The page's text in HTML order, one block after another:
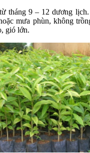
tháng 9 – 12 dương
mưa phùn, không
gió lớn.